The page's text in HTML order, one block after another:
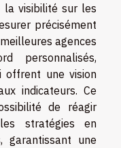
la visibilité sur les
précisément
agences
personnalisés,
offrent une vision
indicateurs. Ce
de réagir
stratégies en
garantissant une